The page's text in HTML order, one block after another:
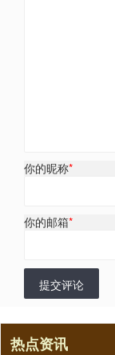
你的昵称*
你的邮箱*
提交评论
热点资讯